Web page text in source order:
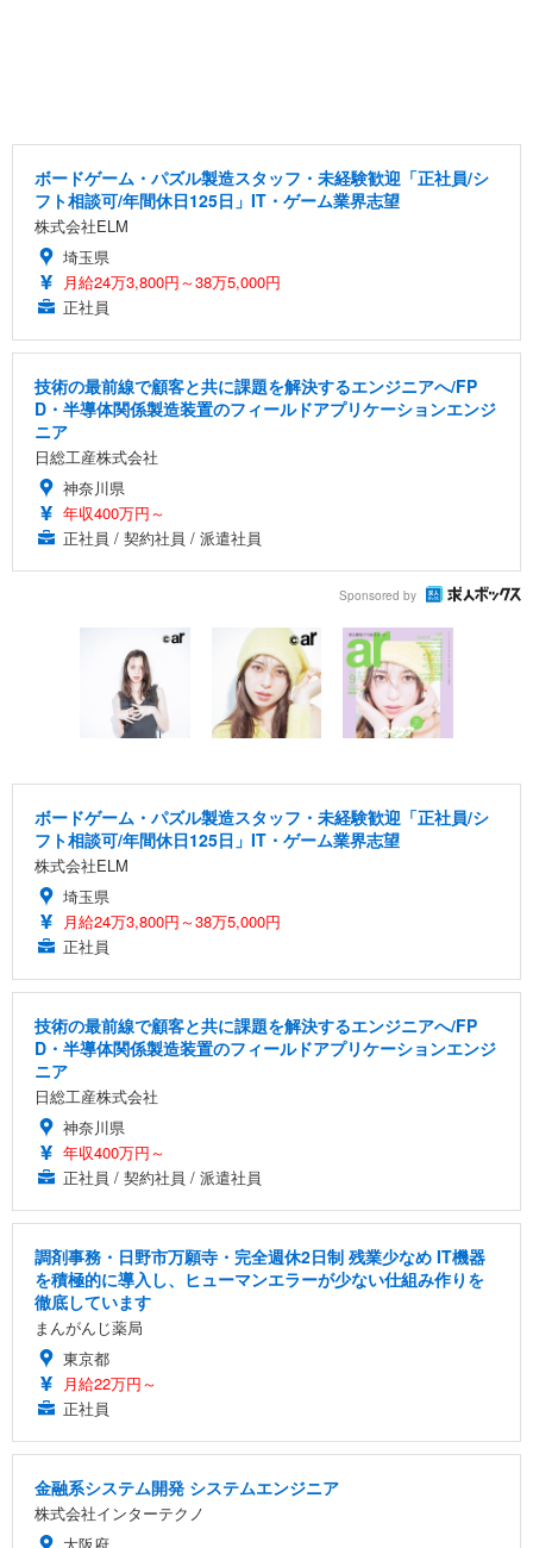
ボードゲーム・パズル製造スタッフ・未経験歓迎「正社員/シ
フト相談可/年間休日125日」IT・ゲーム業界志望
株式会社ELM
埼玉県
月給24万3,800円～38万5,000円
正社員
技術の最前線で顧客と共に課題を解決するエンジニアへ/FP
D・半導体関係製造装置のフィールドアプリケーションエンジ
ニア
日総工産株式会社
神奈川県
年収400万円～
正社員 / 契約社員 / 派遣社員
Sponsored by
ボードゲーム・パズル製造スタッフ・未経験歓迎「正社員/シ
フト相談可/年間休日125日」IT・ゲーム業界志望
株式会社ELM
埼玉県
月給24万3,800円～38万5,000円
正社員
技術の最前線で顧客と共に課題を解決するエンジニアへ/FP
D・半導体関係製造装置のフィールドアプリケーションエンジ
ニア
日総工産株式会社
神奈川県
年収400万円～
正社員 / 契約社員 / 派遣社員
調剤事務・日野市万願寺・完全週休2日制 残業少なめ IT機器
を積極的に導入し、ヒューマンエラーが少ない仕組み作りを
徹底しています
まんがんじ薬局
東京都
月給22万円～
正社員
金融系システム開発 システムエンジニア
株式会社インターテクノ